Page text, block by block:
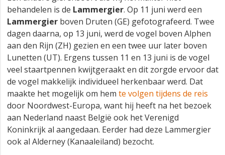
behandelen is de Lammergier. Op 11 juni werd een
Lammergier boven Druten (GE) gefotografeerd. Twee
dagen daarna, op 13 juni, werd de vogel boven Alphen
aan den Rijn (ZH) gezien en een twee uur later boven
Lunetten (UT). Ergens tussen 11 en 13 juni is de vogel
veel staartpennen kwijtgeraakt en dit zorgde ervoor dat
de vogel makkelijk individueel herkenbaar werd. Dat
maakte het mogelijk om hem te volgen tijdens de reis
door Noordwest-Europa, want hij heeft na het bezoek
aan Nederland naast België ook het Verenigd
Koninkrijk al aangedaan. Eerder had deze Lammergier
ook al Alderney (Kanaaleiland) bezocht.